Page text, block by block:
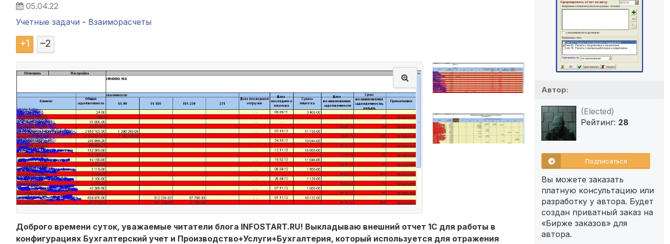
05.04.22
Учетные задачи - Взаиморасчеты
+1 –2
Доброго времени суток, уважаемые читатели блога INFOSTART.RU! Выкладываю внешний отчет 1С для работы в
конфигурациях Бухгалтерский учет и Производство+Услуги+Бухгалтерия, который используется для отражения
Автор:
(Elected)
Рейтинг: 28
Подписаться
Вы можете заказать
платную консультацию или
разработку у автора. Будет
создан приватный заказ на
«Бирже заказов» для
автора.